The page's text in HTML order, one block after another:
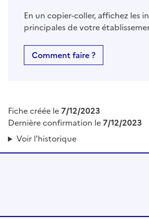
En un copier-coller, affichez les
principales de votre
Comment faire ?
Fiche créée le 7/12/2023
Dernière confirmation le 7/12/2023
Voir l'historique